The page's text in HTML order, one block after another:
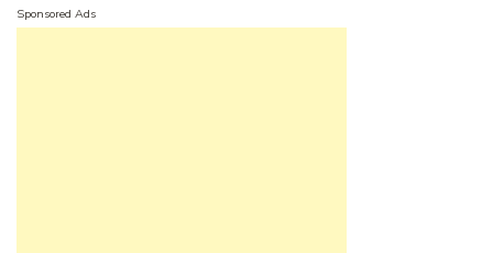
Sponsored Ads